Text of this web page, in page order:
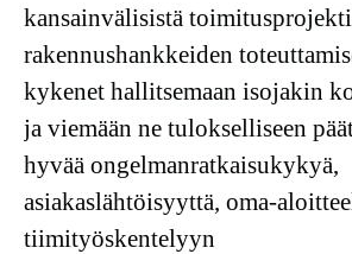
kansainvälisistä
rakennushankkeiden
kykenet hallitsemaan isojakin
ja viemään ne tulokselliseen
hyvää ongelmanratkaisukykyä,
asiakaslähtöisyyttä, oma-
tiimityöskentelyyn